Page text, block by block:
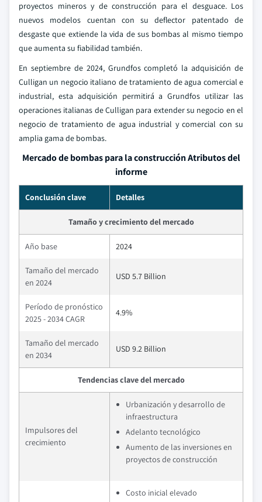
proyectos mineros y de construcción para el desguace. Los
nuevos modelos cuentan con su deflector patentado de
desgaste que extiende la vida de sus bombas al mismo tiempo
que aumenta su fiabilidad también.
En septiembre de 2024, Grundfos completó la adquisición de
Culligan un negocio italiano de tratamiento de agua comercial e
industrial, esta adquisición permitirá a Grundfos utilizar las
operaciones italianas de Culligan para extender su negocio en el
negocio de tratamiento de agua industrial y comercial con su
amplia gama de bombas.
Mercado de bombas para la construcción Atributos del
informe
Conclusión clave Detalles
Tamaño y crecimiento del mercado
Año base 2024
Tamaño del mercado
en 2024
USD 5.7 Billion
Período de pronóstico
2025 - 2034 CAGR
4.9%
Tamaño del mercado
en 2034
USD 9.2 Billion
Tendencias clave del mercado
Impulsores del
crecimiento
Urbanización y desarrollo de
infraestructura
Adelanto tecnológico
Aumento de las inversiones en
proyectos de construcción
Costo inicial elevado